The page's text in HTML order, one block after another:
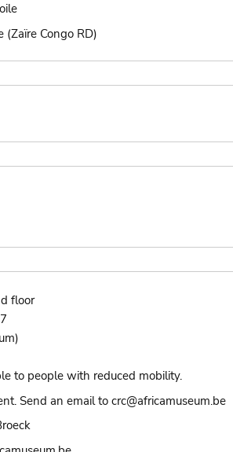
(Zaïre Congo RD)
floor
to people with reduced mobility.
Send an email to crc@africamuseum.be